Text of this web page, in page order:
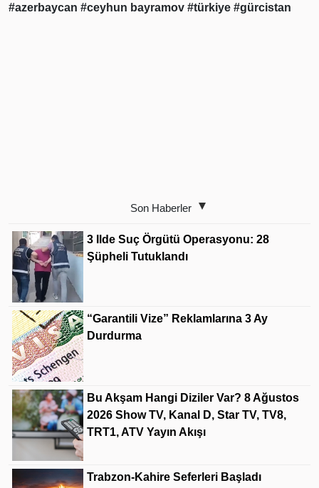
#azerbaycan #ceyhun bayramov #türkiye #gürcistan
Son Haberler
3 Ilde Suç Örgütü Operasyonu: 28
Şüpheli Tutuklandı
“Garantili Vize” Reklamlarına 3 Ay
Durdurma
Bu Akşam Hangi Diziler Var? 8 Ağustos
2026 Show TV, Kanal D, Star TV, TV8,
TRT1, ATV Yayın Akışı
Trabzon-Kahire Seferleri Başladı